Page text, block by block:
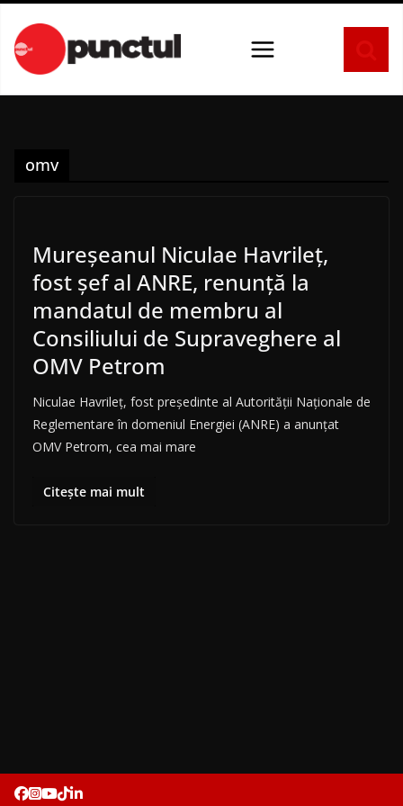
conținut
omv
Mureșeanul Niculae Havrileţ,
fost şef al ANRE, renunţă la
mandatul de membru al
Consiliului de Supraveghere al
OMV Petrom
Niculae Havrileţ, fost preşedinte al Autorităţii Naţionale de
Reglementare în domeniul Energiei (ANRE) a anunţat
OMV Petrom, cea mai mare
Citește mai mult